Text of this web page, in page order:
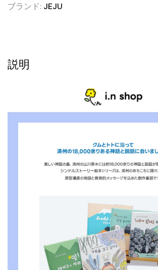
ブランド: JEJU
説明